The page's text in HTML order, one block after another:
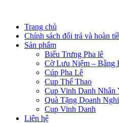
Trang chủ
Chính sách đổi trả và hoàn
Sản phẩm
Biểu Trưng Pha lê
Cờ Lưu Niệm – Bằng
Cúp Pha Lê
Cup Thể Thao
Cup Vinh Danh Nhân
Quà Tặng Doanh
Cup Vinh Danh
Liên hệ